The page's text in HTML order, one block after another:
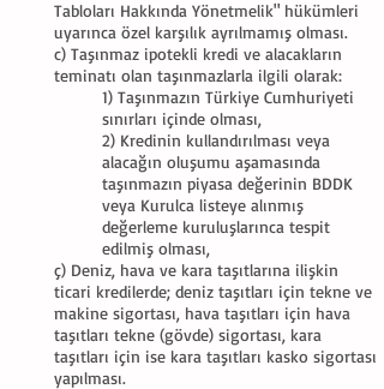
Tabloları Hakkında Yönetmelik" hükümleri
uyarınca özel karşılık ayrılmamış olması.
c) Taşınmaz ipotekli kredi ve alacakların
teminatı olan taşınmazlarla ilgili olarak:
1) Taşınmazın Türkiye Cumhuriyeti
sınırları içinde olması,
2) Kredinin kullandırılması veya
alacağın oluşumu aşamasında
taşınmazın piyasa değerinin BDDK
veya Kurulca listeye alınmış
değerleme kuruluşlarınca tespit
edilmiş olması,
ç) Deniz, hava ve kara taşıtlarına ilişkin
ticari kredilerde; deniz taşıtları için tekne ve
makine sigortası, hava taşıtları için hava
taşıtları tekne (gövde) sigortası, kara
taşıtları için ise kara taşıtları kasko sigortası
yapılması.